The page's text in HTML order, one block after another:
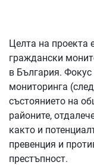
Целта на проекта
граждански
в България. Фокус
мониторинга
състоянието на
районите,
както и
превенция и
престъпност.